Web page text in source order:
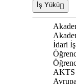
İş Yükü
İdari
AKTS